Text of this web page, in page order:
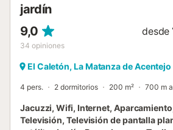
jardín
9,0
34 opiniones
desde
El Caletón, La Matanza de Acentejo
4 pers. 2 dormitorios 200 m² 700 m
Jacuzzi, Wifi, Internet,
Televisión, Televisión de pantalla